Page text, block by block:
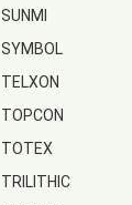
SUNMI
SYMBOL
TELXON
TOPCON
TOTEX
TRILITHIC